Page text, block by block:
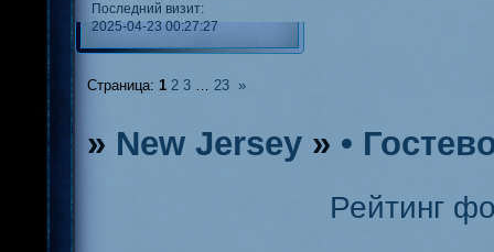
Последний визит:
2025-04-23 00:27:27
Страница: 1 2 3 … 23 »
» New Jersey » •
Рейтинг